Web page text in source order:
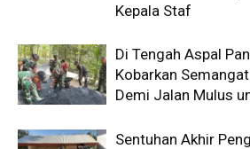
Kepala Staf
Di Tengah Aspal
Kobarkan
Demi Jalan Mulus
Sentuhan Akhir